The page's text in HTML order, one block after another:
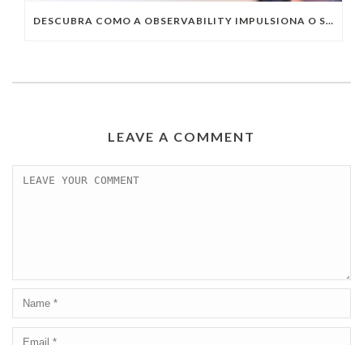
DESCUBRA COMO A OBSERVABILITY IMPULSIONA O SUCESSO DO SEU NEGÓCIO
LEAVE A COMMENT